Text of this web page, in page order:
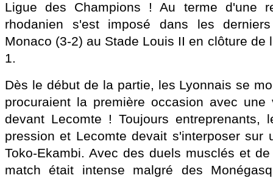
Ligue des Champions ! Au terme d'une
rhodanien s'est imposé dans les
Monaco (3-2) au Stade Louis II en clôture de
1.
Dès le début de la partie, les Lyonnais se
procuraient la première occasion avec
devant Lecomte ! Toujours entreprenants,
pression et Lecomte devait s'interposer sur
Toko-Ekambi. Avec des duels musclés et
match était intense malgré des